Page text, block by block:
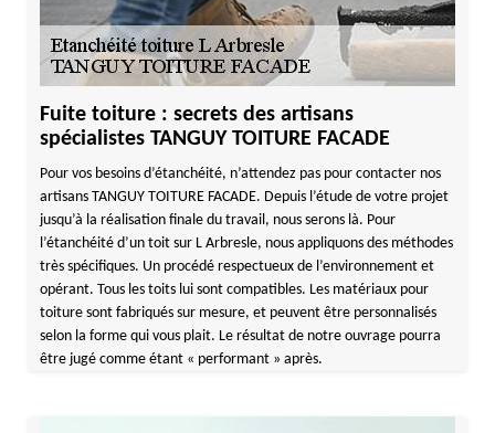
Fuite toiture : secrets des artisans
spécialistes TANGUY TOITURE FACADE
Pour vos besoins d’étanchéité, n’attendez pas pour contacter nos
artisans TANGUY TOITURE FACADE. Depuis l’étude de votre projet
jusqu’à la réalisation finale du travail, nous serons là. Pour
l’étanchéité d’un toit sur L Arbresle, nous appliquons des méthodes
très spécifiques. Un procédé respectueux de l’environnement et
opérant. Tous les toits lui sont compatibles. Les matériaux pour
toiture sont fabriqués sur mesure, et peuvent être personnalisés
selon la forme qui vous plait. Le résultat de notre ouvrage pourra
être jugé comme étant « performant » après.